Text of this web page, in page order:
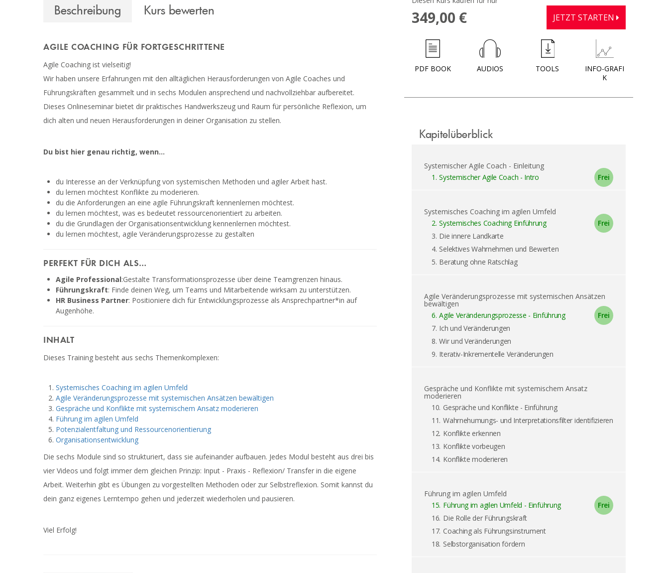
349,00 € JETZT STARTEN
PDF BOOK AUDIOS TOOLS
INFO-GRAFI
K
Kapitelüberblick
Systemischer Agile Coach - Einleitung
1. Systemischer Agile Coach - Intro
Systemisches Coaching im agilen Umfeld
2. Systemisches Coaching Einführung
3. Die innere Landkarte
4. Selektives Wahrnehmen und Bewerten
5. Beratung ohne Ratschlag
Agile Veränderungsprozesse mit systemischen Ansätzen
bewältigen
6. Agile Veränderungsprozesse - Einführung
7. Ich und Veränderungen
8. Wir und Veränderungen
9. Iterativ-Inkrementelle Veränderungen
Gespräche und Konflikte mit systemischem Ansatz
moderieren
10. Gespräche und Konflikte - Einführung
11. Wahrnehumungs- und Interpretationsfilter identifizieren
12. Konflikte erkennen
13. Konflikte vorbeugen
14. Konflikte moderieren
Führung im agilen Umfeld
15. Führung im agilen Umfeld - Einführung
16. Die Rolle der Führungskraft
17. Coaching als Führungsinstrument
18. Selbstorganisation fördern
Beschreibung Kurs bewerten
AGILE COACHING FÜR FORTGESCHRITTENE
Agile Coaching ist vielseitig!
Wir haben unsere Erfahrungen mit den alltäglichen Herausforderungen von Agile Coaches und
Führungskräften gesammelt und in sechs Modulen ansprechend und nachvollziehbar aufbereitet.
Dieses Onlineseminar bietet dir praktisches Handwerkszeug und Raum für persönliche Reflexion, um
dich alten und neuen Herausforderungen in deiner Organisation zu stellen.
Du bist hier genau richtig, wenn...
du Interesse an der Verknüpfung von systemischen Methoden und agiler Arbeit hast.
du lernen möchtest Konflikte zu moderieren.
du die Anforderungen an eine agile Führungskraft kennenlernen möchtest.
du lernen möchtest, was es bedeutet ressourcenorientiert zu arbeiten.
du die Grundlagen der Organisationsentwicklung kennenlernen möchtest.
du lernen möchtest, agile Veränderungsprozesse zu gestalten
PERFEKT FÜR DICH ALS…
Agile Professional:Gestalte Transformationsprozesse über deine Teamgrenzen hinaus.
Führungskraft: Finde deinen Weg, um Teams und Mitarbeitende wirksam zu unterstützen.
HR Business Partner: Positioniere dich für Entwicklungsprozesse als Ansprechpartner*in auf
Augenhöhe.
INHALT
Dieses Training besteht aus sechs Themenkomplexen:
Systemisches Coaching im agilen Umfeld
Agile Veränderungsprozesse mit systemischen Ansätzen bewältigen
Gespräche und Konflikte mit systemischem Ansatz moderieren
Führung im agilen Umfeld
Potenzialentfaltung und Ressourcenorientierung
Organisationsentwicklung
Die sechs Module sind so strukturiert, dass sie aufeinander aufbauen. Jedes Modul besteht aus drei bis
vier Videos und folgt immer dem gleichen Prinzip: Input - Praxis - Reflexion/ Transfer in die eigene
Arbeit. Weiterhin gibt es Übungen zu vorgestellten Methoden oder zur Selbstreflexion. Somit kannst du
dein ganz eigenes Lerntempo gehen und jederzeit wiederholen und pausieren.
Viel Erfolg!